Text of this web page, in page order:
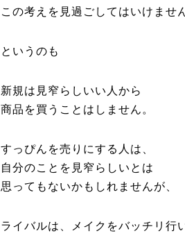
この考えを見過ごしてはいけませ
というのも
新規は見窄らしいい人から
商品を買うことはしません。
すっぴんを売りにする人は、
自分のことを見窄らしいとは
思ってもないかもしれませんが、
ライバルは、メイクをバッチリ行